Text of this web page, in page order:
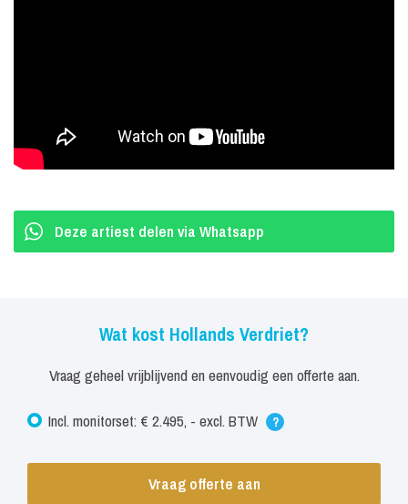
kunnen vinden met elkaar. Wij genieten van het optreden en van de
lol die we samen hebben, zowel op het podium als ernaast. Die lol
Op het podium staat opgeteld meer dan 100 jaar aan
podiumervaring! Deze mannen weten dus wat er nodig is om een
van herkenning. En daarmee wordt het feest! Meezingen! De
handen de lucht in!
Deze artiest delen via Whatsapp
Wat kost Hollands Verdriet?
Vraag geheel vrijblijvend en eenvoudig een offerte aan.
Incl. monitorset: € 2.495, - excl. BTW ?
Vraag offerte aan